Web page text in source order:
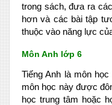
trong sách, đưa ra
hơn và các bài tập
thuộc vào năng lực
Môn Anh lớp 6
Tiếng Anh là môn
môn học này được
học trung tâm hoặc